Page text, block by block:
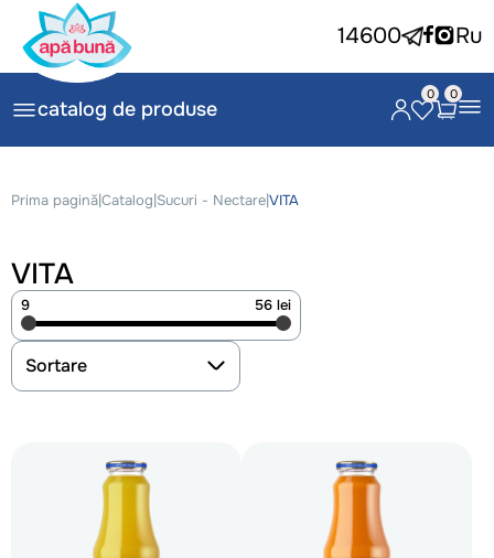
14600 Ru
catalog de produse
0 0
Prima pagină|Catalog|Sucuri - Nectare|VITA
VITA
9 56 lei
Sortare